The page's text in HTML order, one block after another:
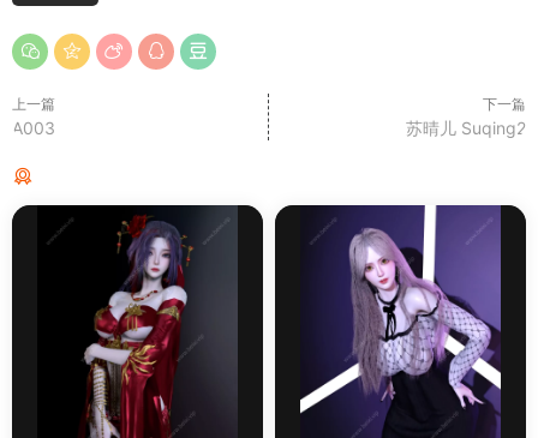
上一篇
A003
下一篇
苏晴儿 Suqing2